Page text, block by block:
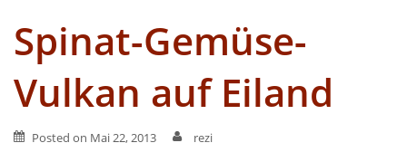
Spinat-Gemüse-
Vulkan auf Eiland
Posted on Mai 22, 2013
rezi